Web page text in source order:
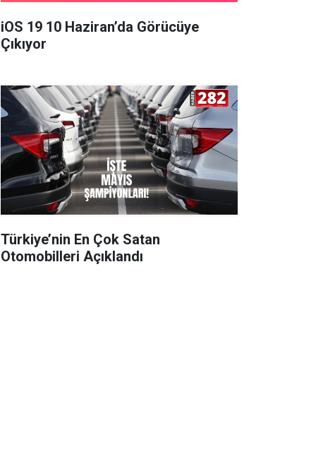
iOS 19 10 Haziran’da Görücüye
Çıkıyor
Türkiye’nin En Çok Satan
Otomobilleri Açıklandı